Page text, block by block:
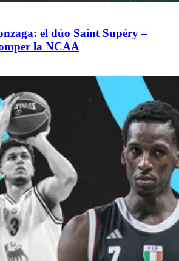
el dúo Saint Supéry –
la NCAA